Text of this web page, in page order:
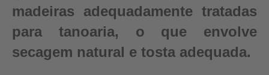
madeiras adequadamente tratadas
para tanoaria, o que envolve
secagem natural e tosta adequada.